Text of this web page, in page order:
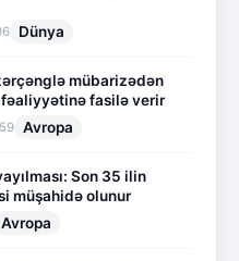
Dünya
mübarizədən
fasilə verir
Avropa
Son 35 ilin
müşahidə olunur
Avropa